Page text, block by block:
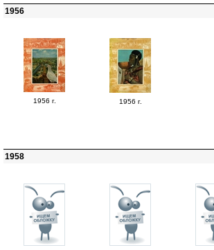
1956
1956 г. 1956 г.
1958